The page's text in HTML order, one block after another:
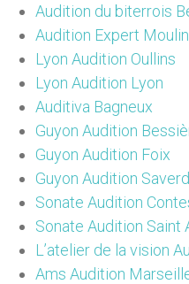
Audition du biterrois
Audition Expert
Lyon Audition Oullins
Lyon Audition Lyon
Auditiva Bagneux
Guyon Audition
Guyon Audition Foix
Guyon Audition
Sonate Audition
Sonate Audition Saint
L’atelier de la vision
Ams Audition